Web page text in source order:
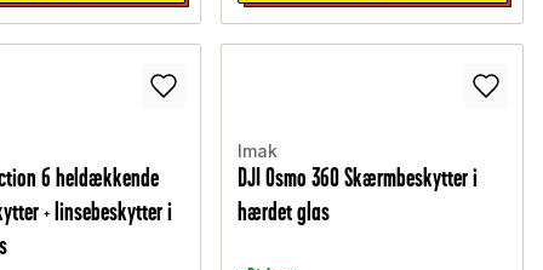
6 heldækkende
+ linsebeskytter i
Imak
DJI Osmo 360 Skærmbeskytter i
hærdet glas